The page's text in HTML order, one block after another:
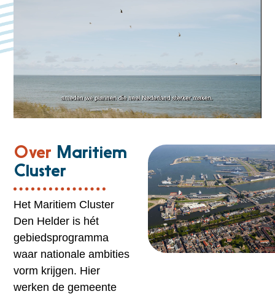
Over Maritiem
Cluster
Het Maritiem Cluster
Den Helder is hét
gebiedsprogramma
waar nationale ambities
vorm krijgen. Hier
werken de gemeente